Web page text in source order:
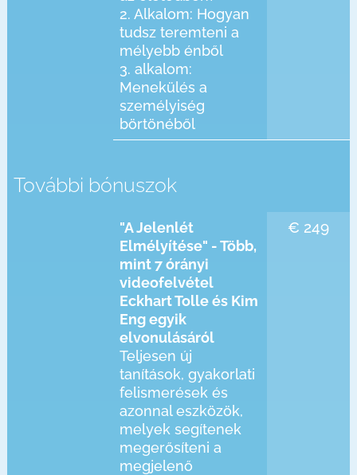
2. Alkalom: Hogyan
tudsz teremteni a
mélyebb énből
3. alkalom:
Menekülés a
személyiség
börtönéből
További bónuszok
"A Jelenlét
Elmélyítése" - Több,
mint 7 órányi
videofelvétel
Eckhart Tolle és Kim
Eng egyik
elvonulásáról
Teljesen új
tanítások, gyakorlati
felismerések és
azonnal eszközök,
melyek segítenek
megerősíteni a
megjelenő
€ 249